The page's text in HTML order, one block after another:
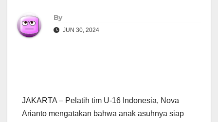
By
JUN 30, 2024
JAKARTA – Pelatih tim U-16 Indonesia, Nova
Arianto mengatakan bahwa anak asuhnya siap